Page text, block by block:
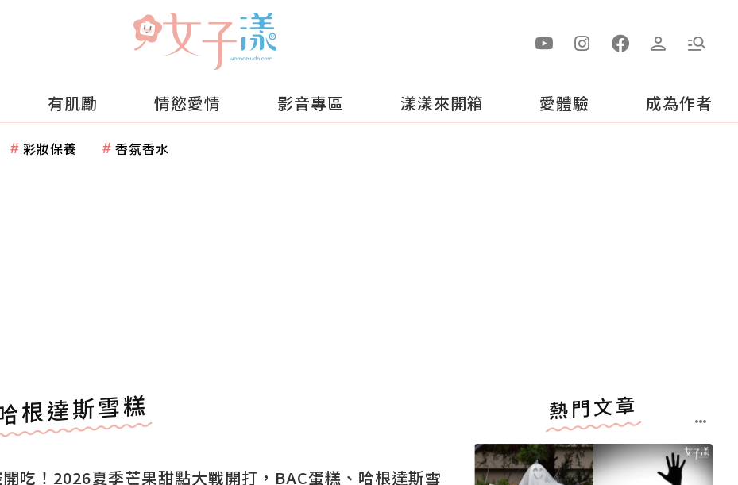
有肌勵 情慾愛情 影音專區 漾漾來開箱 愛體驗 成為作者
彩妝保養 香氛香水
根達斯雪糕
吃！2026夏季芒果甜點大戰開打，BAC蛋糕、哈根達斯雪
熱門文章